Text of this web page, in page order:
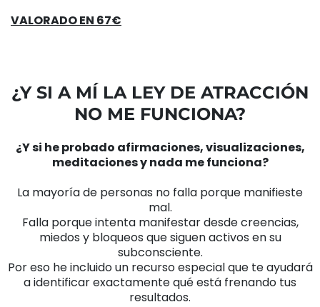
VALORADO EN 67€
¿Y SI A MÍ LA LEY DE ATRACCIÓN
NO ME FUNCIONA?
¿Y si he probado afirmaciones, visualizaciones,
meditaciones y nada me funciona?
La mayoría de personas no falla porque manifieste
mal.
Falla porque intenta manifestar desde creencias,
miedos y bloqueos que siguen activos en su
subconsciente.
Por eso he incluido un recurso especial que te ayudará
a identificar exactamente qué está frenando tus
resultados.